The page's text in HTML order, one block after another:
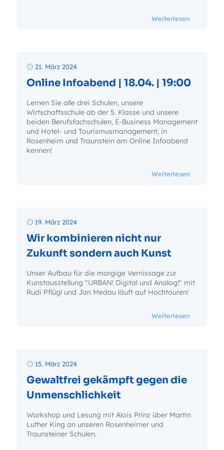
Weiterlesen
21. März 2024
Online Infoabend | 18.04. | 19:00
Lernen Sie alle drei Schulen, unsere
Wirtschaftsschule ab der 5. Klasse und unsere
beiden Berufsfachschulen, E-Business Management
und Hotel- und Tourismusmanagement, in
Rosenheim und Traunstein am Online Infoabend
kennen!
Weiterlesen
19. März 2024
Wir kombinieren nicht nur
Zukunft sondern auch Kunst
Unser Aufbau für die morgige Vernissage zur
Kunstausstellung "URBAN! Digital und Analog!" mit
Rudi Pflügl und Jan Medau läuft auf Hochtouren!
Weiterlesen
15. März 2024
Gewaltfrei gekämpft gegen die
Unmenschlichkeit
Workshop und Lesung mit Alois Prinz über Martin
Luther King an unseren Rosenheimer und
Traunsteiner Schulen.